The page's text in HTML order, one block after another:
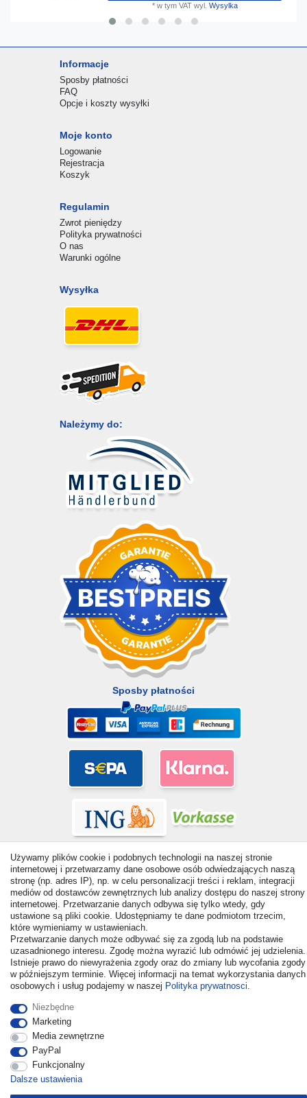
* w tym VATwyl. Wysylka
Informacje
Sposby płatności
FAQ
Opcje i koszty wysyłki
Moje konto
Logowanie
Rejestracja
Koszyk
Regulamin
Zwrot pieniędzy
Polityka prywatności
O nas
Warunki ogólne
Wysyłka
Należymy do:
Sposby płatności
© Copyright 2026 | Wszelkie prawa zastrzezone. - All rights
reserved. Prices incl. VAT. 19% VAT Basic prices see article detail
| * Applies to deliveries to the UK!
Używamy plików cookie i podobnych technologii na naszej stronie
internetowej i przetwarzamy dane osobowe osób odwiedzających naszą
stronę (np. adres IP), np. w celu personalizacji treści i reklam, integracji
mediów od dostawców zewnętrznych lub analizy dostępu do naszej strony
internetowej. Przetwarzanie danych odbywa się tylko wtedy, gdy
ustawione są pliki cookie. Udostępniamy te dane podmiotom trzecim,
które wymieniamy w ustawieniach.
Przetwarzanie danych może odbywać się za zgodą lub na podstawie
uzasadnionego interesu. Zgodę można wyrazić lub odmówić jej udzielenia.
Istnieje prawo do niewyrażenia zgody oraz do zmiany lub wycofania zgody
w późniejszym terminie. Więcej informacji na temat wykorzystania danych
osobowych i usług podajemy w naszej Polityka prywatnosci.
Niezbędne
Marketing
Media zewnętrzne
PayPal
Funkcjonalny
Dalsze ustawienia
Odstąp od umowy tutaj Kontakt